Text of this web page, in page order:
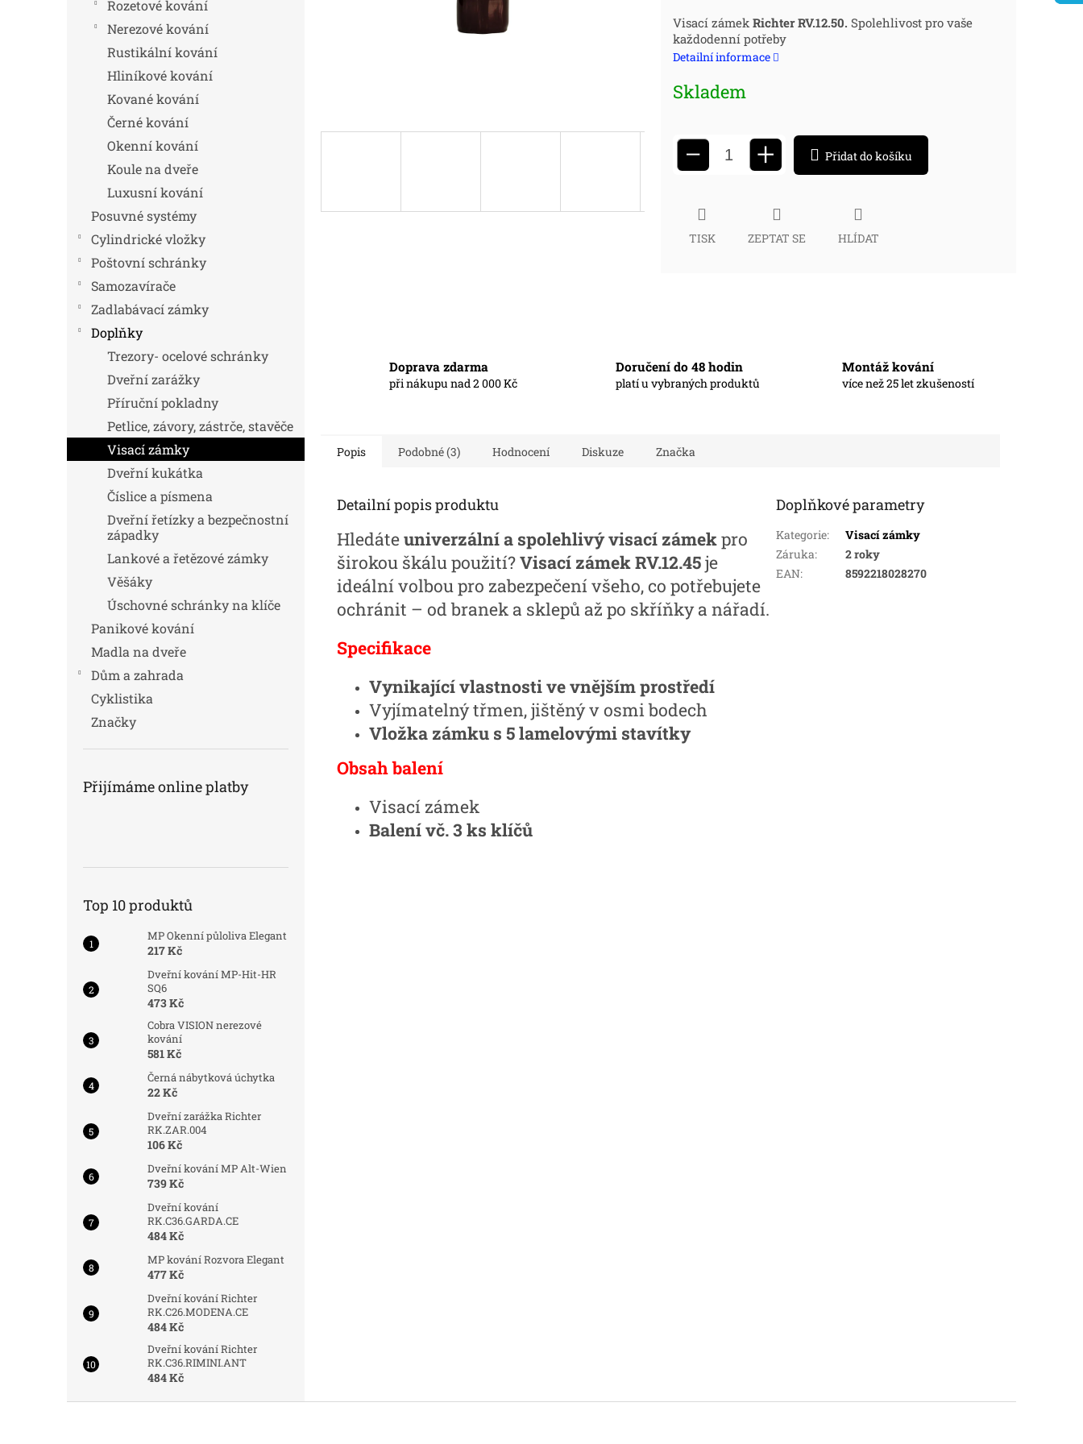
Rozetové kování
Nerezové kování
Rustikální kování
Hliníkové kování
Kované kování
Černé kování
Okenní kování
Koule na dveře
Luxusní kování
Posuvné systémy
Cylindrické vložky
Poštovní schránky
Samozavírače
Zadlabávací zámky
Doplňky
Trezory- ocelové schránky
Dveřní zarážky
Příruční pokladny
Petlice, závory, zástrče, stavěče
Visací zámky
Dveřní kukátka
Číslice a písmena
Dveřní řetízky a bezpečnostní
západky
Lankové a řetězové zámky
Věšáky
Úschovné schránky na klíče
Panikové kování
Madla na dveře
Dům a zahrada
Cyklistika
Značky
Přijímáme online platby
Top 10 produktů
MP Okenní půloliva Elegant
217 Kč
Dveřní kování MP-Hit-HR
SQ6
473 Kč
Cobra VISION nerezové
kování
581 Kč
Černá nábytková úchytka
22 Kč
Dveřní zarážka Richter
RK.ZAR.004
106 Kč
Dveřní kování MP Alt-Wien
739 Kč
Dveřní kování
RK.C36.GARDA.CE
484 Kč
MP kování Rozvora Elegant
477 Kč
Dveřní kování Richter
RK.C26.MODENA.CE
484 Kč
Dveřní kování Richter
RK.C36.RIMINI.ANT
484 Kč
Měrná
cena:
Visací zámek Richter RV.12.50. Spolehlivost pro vaše
každodenní potřeby
Detailní informace
Skladem
− + Přidat do košíku
TISK ZEPTAT SE HLÍDAT
Doprava zdarma
při nákupu nad 2 000 Kč
Doručení do 48 hodin
platí u vybraných produktů
Montáž kování
více než 25 let zkušeností
Popis Podobné (3) Hodnocení Diskuze Značka
Detailní popis produktu
Hledáteuniverzální a spolehlivý visací zámekpro
širokou škálu použití?Visací zámek RV.12.45je
ideální volbou pro zabezpečení všeho, co potřebujete
ochránit – od branek a sklepů až po skříňky a nářadí.
Specifikace
Vynikající vlastnosti ve vnějším prostředí
Vyjímatelný třmen, jištěný v osmi bodech
Vložka zámku s 5 lamelovými stavítky
Obsah balení
Visací zámek
Balení vč. 3 ks klíčů
Doplňkové parametry
Kategorie:
Visací zámky
Záruka:
2 roky
EAN: 8592218028270